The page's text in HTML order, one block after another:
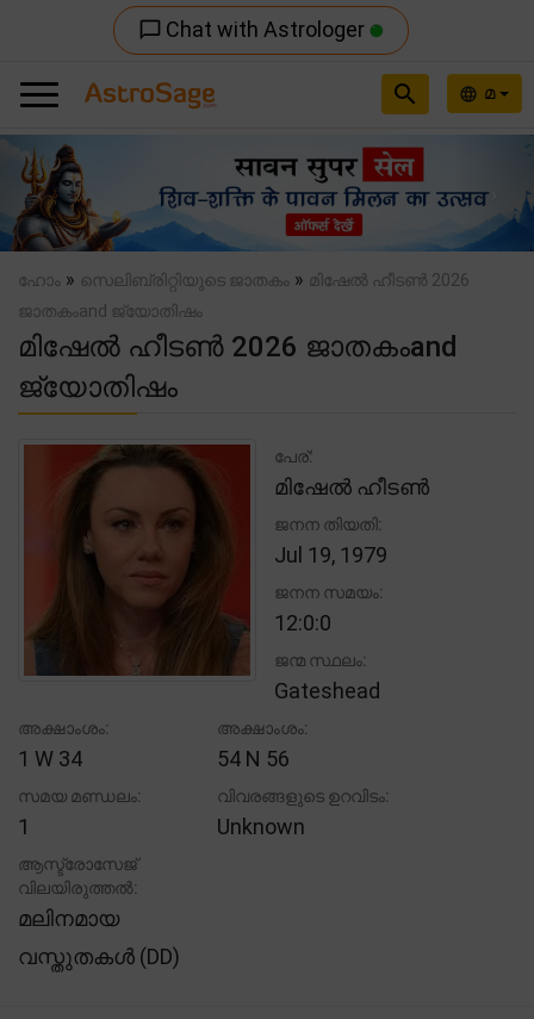
chat_bubble_outline Chat with Astrologer
language മ
search
Previous
ഹോം » സെലിബ്രിറ്റിയുടെ ജാതകം » മിഷേൽ ഹീടൺ 2026
ജാതകംand ജ്യോതിഷം
മിഷേൽ ഹീടൺ 2026 ജാതകംand
ജ്യോതിഷം
പേര്:
മിഷേൽ ഹീടൺ
ജനന തിയതി:
Jul 19, 1979
ജനന സമയം:
12:0:0
ജന്മ സ്ഥലം:
Gateshead
അക്ഷാംശം:
1 W 34
അക്ഷാംശം:
54 N 56
സമയ മണ്ഡലം:
1
വിവരങ്ങളുടെ ഉറവിടം:
Unknown
ആസ്ട്രോസേജ്
വിലയിരുത്തൽ:
മലിനമായ
വസ്തുതകൾ (DD)